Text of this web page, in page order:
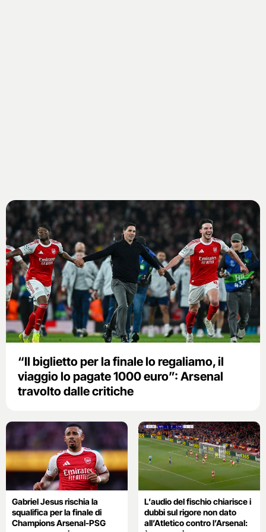
“Il biglietto per la finale lo regaliamo, il
viaggio lo pagate 1000 euro”: Arsenal
travolto dalle critiche
Gabriel Jesus rischia la
squalifica per la finale di
Champions Arsenal-PSG
L’audio del fischio chiarisce i
dubbi sul rigore non dato
all’Atletico contro l’Arsenal: